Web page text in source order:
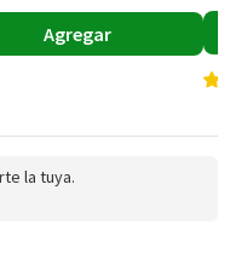
Agregar
la tuya.